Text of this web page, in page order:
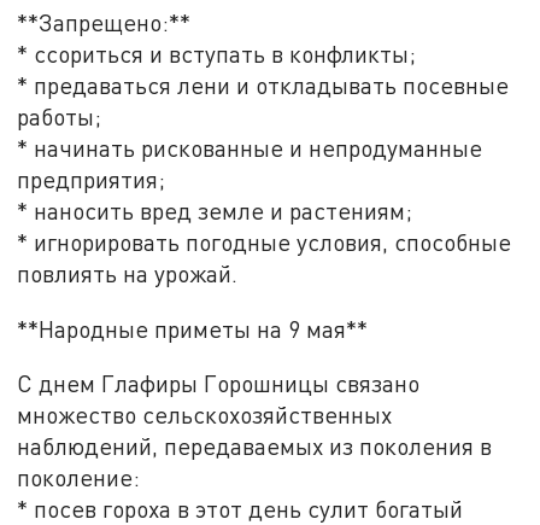
**Запрещено:**
* ссориться и вступать в конфликты;
* предаваться лени и откладывать посевные
работы;
* начинать рискованные и непродуманные
предприятия;
* наносить вред земле и растениям;
* игнорировать погодные условия, способные
повлиять на урожай.
**Народные приметы на 9 мая**
С днем Глафиры Горошницы связано
множество сельскохозяйственных
наблюдений, передаваемых из поколения в
поколение:
* посев гороха в этот день сулит богатый